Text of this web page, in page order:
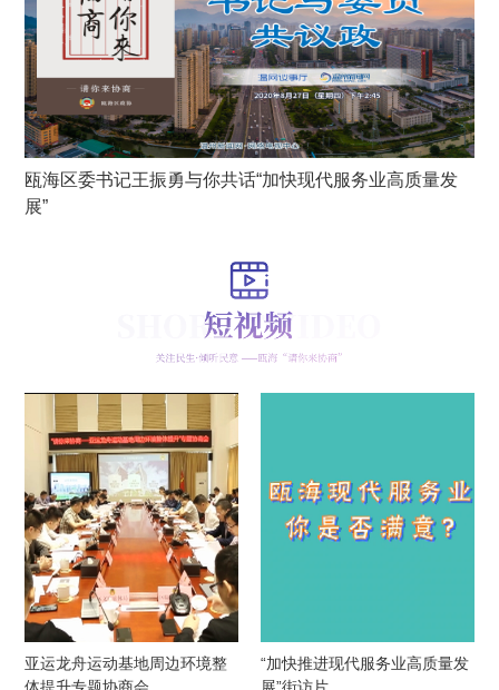
瓯海区委书记王振勇与你共话“加快现代服务业高质量发
展”
亚运龙舟运动基地周边环境整
“加快推进现代服务业高质量发